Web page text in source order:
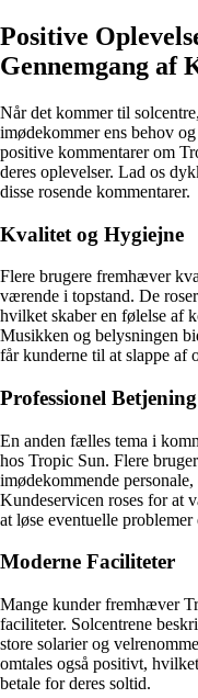
Positive
Gennemgang af
Når det kommer til
imødekommer ens behov
positive kommentarer om
deres oplevelser. Lad os
disse rosende kommentarer.
Kvalitet og Hygiejne
Flere brugere fremhæver
værende i topstand. De
hvilket skaber en følelse af
Musikken og belysningen
får kunderne til at slappe af
Professionel Betjening
En anden fælles tema i
hos Tropic Sun. Flere
imødekommende
Kundeservicen roses for at
at løse eventuelle problemer
Moderne Faciliteter
Mange kunder fremhæver
faciliteter. Solcentrene
store solarier og
omtales også positivt,
betale for deres soltid.